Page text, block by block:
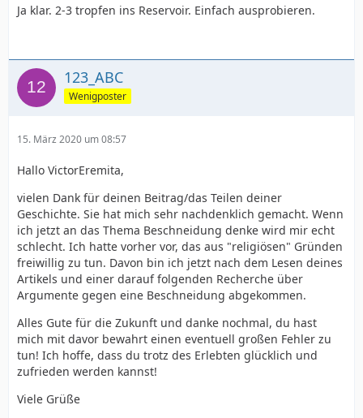
Ja klar. 2-3 tropfen ins Reservoir. Einfach ausprobieren.
123_ABC
Wenigposter
15. März 2020 um 08:57
Hallo VictorEremita,
vielen Dank für deinen Beitrag/das Teilen deiner
Geschichte. Sie hat mich sehr nachdenklich gemacht. Wenn
ich jetzt an das Thema Beschneidung denke wird mir echt
schlecht. Ich hatte vorher vor, das aus "religiösen" Gründen
freiwillig zu tun. Davon bin ich jetzt nach dem Lesen deines
Artikels und einer darauf folgenden Recherche über
Argumente gegen eine Beschneidung abgekommen.
Alles Gute für die Zukunft und danke nochmal, du hast
mich mit davor bewahrt einen eventuell großen Fehler zu
tun! Ich hoffe, dass du trotz des Erlebten glücklich und
zufrieden werden kannst!
Viele Grüße